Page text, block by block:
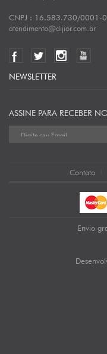
CNPJ : 16.583.730/0001-
atendimento@dijior.com.br
NEWSLETTER
ASSINE PARA RECEBER
Contato
Envio